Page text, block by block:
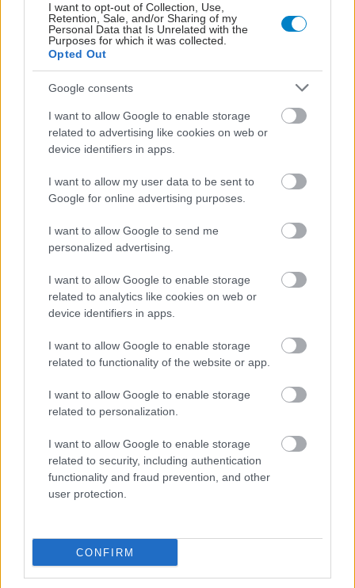
I want to opt-out of Collection, Use,
Retention, Sale, and/or Sharing of my
Personal Data that Is Unrelated with the
Purposes for which it was collected.
Opted Out
Google consents
I want to allow Google to enable storage
related to advertising like cookies on web or
device identifiers in apps.
I want to allow my user data to be sent to
Google for online advertising purposes.
I want to allow Google to send me
personalized advertising.
I want to allow Google to enable storage
related to analytics like cookies on web or
device identifiers in apps.
I want to allow Google to enable storage
related to functionality of the website or app.
I want to allow Google to enable storage
related to personalization.
I want to allow Google to enable storage
related to security, including authentication
functionality and fraud prevention, and other
user protection.
CONFIRM
Ο Ελληνικός Ερυθρός Σταυρός υπενθυμίζει τι
πρέπει να περιέχει ένα φαρμακείο Πρώτων
Βοηθειών για αυτοκίνητο
Ελληνική Ομοσπονδία Θαλασσαιμίας: Κρίσιμες οι
ελλείψεις αίματος
ECDC: Στην Ελλάδα το 25% των ευρωπαϊκών
Τρόφιμα
Προσθέστε το iatronet.gr στο Discover
Τραγανά και υγιεινά
σνακ αντί για πατατάκια
Φρούτα, σακχαρώδης